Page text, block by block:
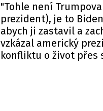
"Tohle není
prezident), je to
abych ji zastavil a
vzkázal americký
konfliktu o život přes